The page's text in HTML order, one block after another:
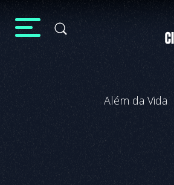
Além da Vida